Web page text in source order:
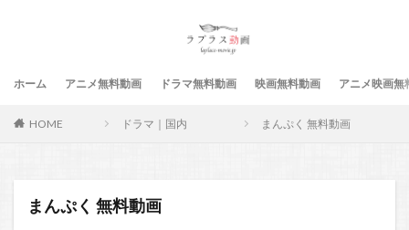
ホーム アニメ無料動画 ドラマ無料動画 映画無料動画 アニメ映画無
HOME ドラマ｜国内 まんぷく 無料動画
まんぷく 無料動画